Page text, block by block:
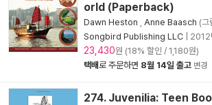
orld (Paperback)
Dawn Heston Anne Baasch (그
Songbird Publishing LLC
2012
23,430원 (18% 할인 / 1,180원)
택배로 주문하면 8월 14일 출고 변경
274. Juvenilia: Teen